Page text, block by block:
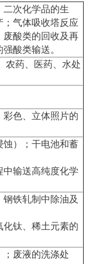
二次化学品的生
；气体吸收塔反应
废酸类的回收及再
酸类输送。
农药、医药、水处
彩色、立体照片的
蚀）；干电池和蓄
中输送高纯度化学
铁轧制中除油及
钛、稀土元素的
；废液的洗涤处